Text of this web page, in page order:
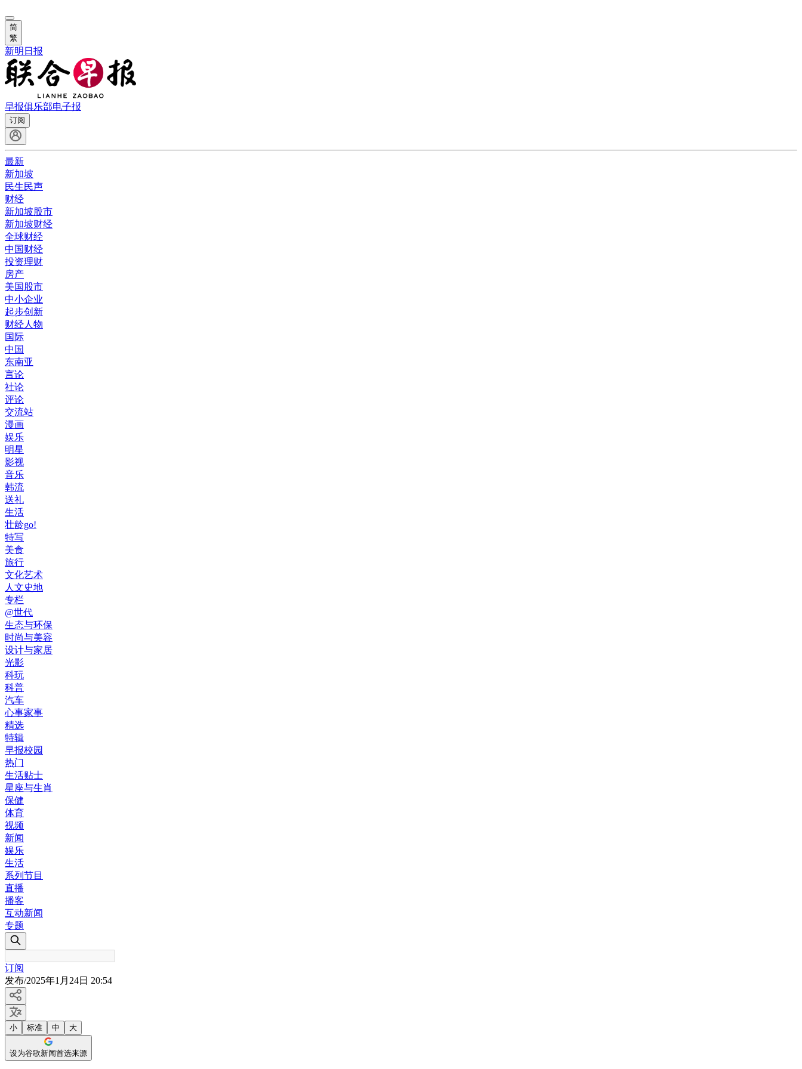
简
繁
新明日报
早报俱乐部电子报
订阅
最新
新加坡
民生民声
财经
新加坡股市
新加坡财经
全球财经
中国财经
投资理财
房产
美国股市
中小企业
起步创新
财经人物
国际
中国
东南亚
言论
社论
评论
交流站
漫画
娱乐
明星
影视
音乐
韩流
送礼
生活
壮龄go!
特写
美食
旅行
文化艺术
人文史地
专栏
@世代
生态与环保
时尚与美容
设计与家居
光影
科玩
科普
汽车
心事家事
精选
特辑
早报校园
热门
生活贴士
星座与生肖
保健
体育
视频
新闻
娱乐
生活
系列节目
直播
播客
互动新闻
专题
订阅
发布/2025年1月24日 20:54
小 标准 中 大
设为谷歌新闻首选来源